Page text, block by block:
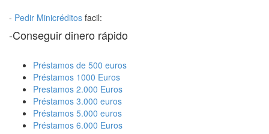
- Pedir Minicréditos facil:
-Conseguir dinero rápido
Préstamos de 500 euros
Préstamos 1000 Euros
Prestamos 2.000 Euros
Préstamos 3.000 euros
Préstamos 5.000 euros
Préstamos 6.000 Euros